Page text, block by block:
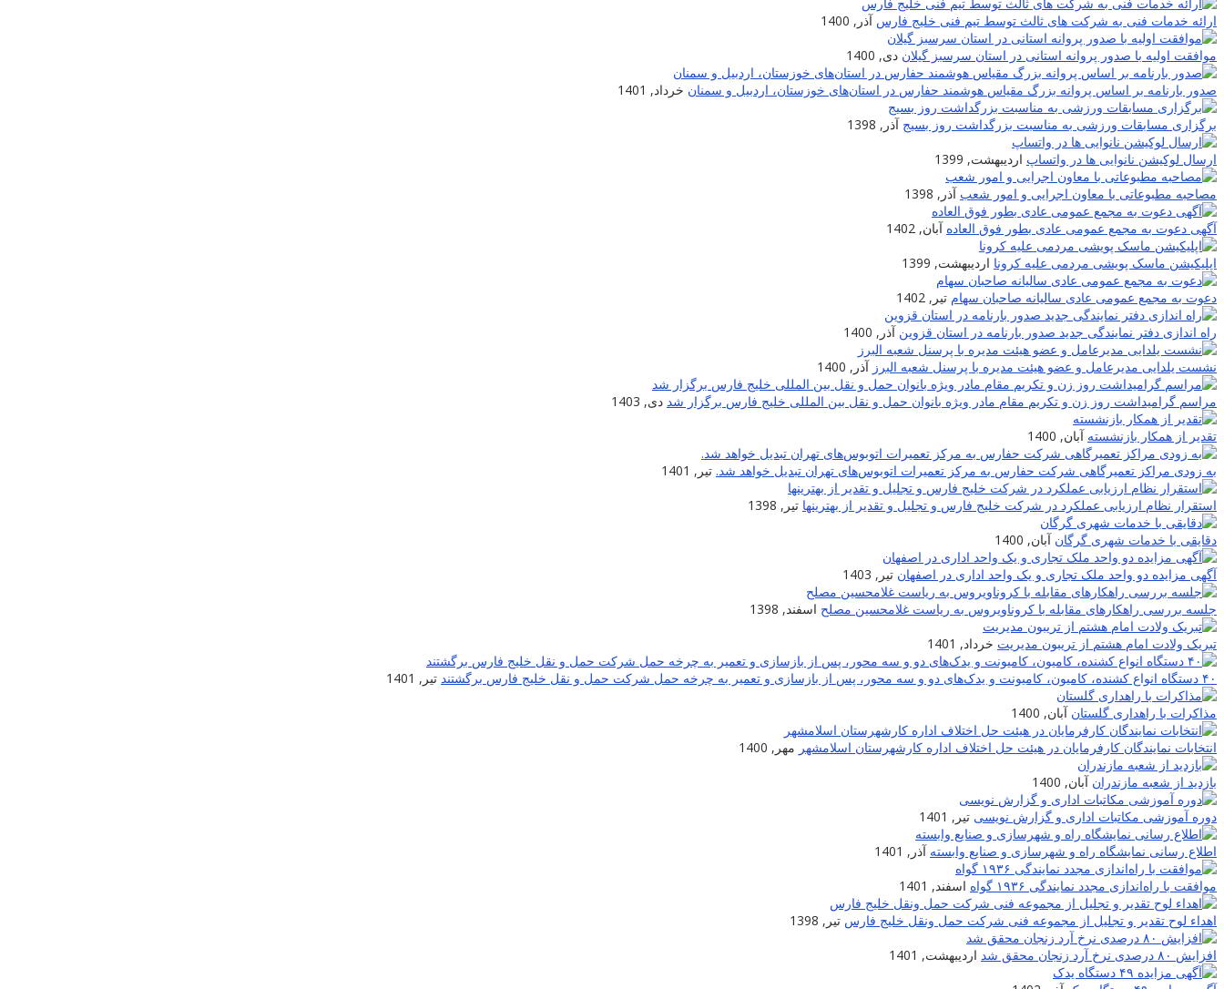
ارائه خدمات فنی به شرکت های ثالث توسط تیم فنی خلیج فارس آذر, 1400
موافقت اولیه با صدور پروانه استانی در استان سرسبز گیلان دی, 1400
صدور بارنامه بر اساس پروانه بزرگ مقیاس هوشمند حفارس در استان‌های خوزستان، اردبیل و سمنان خرداد, 1401
برگزاری مسابقات ورزشی به مناسبت بزرگداشت روز بسیج آذر, 1398
ارسال لوکیشن نانوایی ها در واتساپ اردیبهشت, 1399
مصاحبه مطبوعاتی با معاون اجرایی و امور شعب آذر, 1398
آگهی دعوت به مجمع عمومی عادی بطور فوق العاده آبان, 1402
اپلیکیشن ماسک پویشی مردمی علیه کرونا اردیبهشت, 1399
دعوت به مجمع عمومی عادی سالیانه صاحبان سهام تیر, 1402
راه اندازی دفتر نمایندگی جدید صدور بارنامه در استان قزوین آذر, 1400
نشست یلدایی مدیرعامل و عضو هیئت مدیره با پرسنل شعبه البرز آذر, 1400
مراسم گرامیداشت روز زن و تکریم مقام مادر ویژه بانوان حمل و نقل بین المللی خلیج فارس برگزار شد دی, 1403
تقدیر از همکار بازنشسته آبان, 1400
به زودی مراکز تعمیرگاهی شرکت حفارس به مرکز تعمیرات اتوبوس‌های تهران تبدیل خواهد شد. تیر, 1401
استقرار نظام ارزیابی عملکرد در شرکت خلیج فارس و تجلیل و تقدیر از بهترینها تیر, 1398
دقایقی با خدمات شهری گرگان آبان, 1400
آگهی مزایده دو واحد ملک تجاری و یک واحد اداری در اصفهان تیر, 1403
جلسه بررسی راهکارهای مقابله با کروناویروس به ریاست غلامحسین مصلح اسفند, 1398
تبریک ولادت امام هشتم از تریبون مدیریت خرداد, 1401
۴۰ دستگاه انواع کشنده، کامیون، کامیونت و یدک‌های دو و سه محور، پس از بازسازی و تعمیر به چرخه حمل شرکت حمل و نقل خلیج فارس برگشتند
تیر, 1401
مذاکرات با راهداری گلستان آبان, 1400
انتخابات نمایندگان کارفرمایان در هیئت حل اختلاف اداره کارشهرستان اسلامشهر مهر, 1400
بازدید از شعبه مازندران آبان, 1400
دوره آموزشی مکاتبات اداری و گزارش نویسی تیر, 1401
اطلاع رسانی نمایشگاه راه و شهرسازی و صنایع وابسته آذر, 1401
موافقت با راه‌اندازی مجدد نمایندگی ۱۹۳۶ گواه
اسفند, 1401
اهداء لوح تقدیر و تجلیل از مجموعه فنی شرکت حمل ونقل خلیج فارس تیر, 1398
افزایش ۸۰ درصدی نرخ آرد زنجان محقق شد
اردیبهشت, 1401